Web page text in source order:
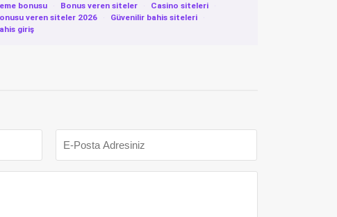
bonusu · Bonus veren siteler · Casino siteleri
·
veren siteler 2026 · Güvenilir bahis siteleri
·
giriş